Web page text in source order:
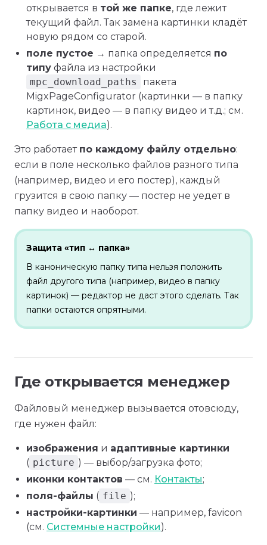
открывается в той же папке, где лежит
текущий файл. Так замена картинки кладёт
новую рядом со старой.
поле пустое → папка определяется по
типу файла из настройки
mpc_download_paths
пакета
MigxPageConfigurator (картинки — в папку
картинок, видео — в папку видео и т.д.; см.
Работа с медиа).
Это работает по каждому файлу отдельно:
если в поле несколько файлов разного типа
(например, видео и его постер), каждый
грузится в свою папку — постер не уедет в
папку видео и наоборот.
Защита «тип ↔ папка»
В каноническую папку типа нельзя положить
файл другого типа (например, видео в папку
картинок) — редактор не даст этого сделать. Так
папки остаются опрятными.
Где открывается менеджер
Файловый менеджер вызывается отовсюду,
где нужен файл:
изображения и адаптивные картинки
( picture ) — выбор/загрузка фото;
иконки контактов — см. Контакты;
поля-файлы ( file );
настройки-картинки — например, favicon
(см. Системные настройки).